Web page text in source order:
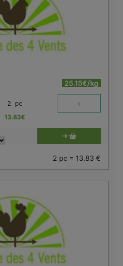
25.15€/kg
2 pc +
13.83€
2 pc = 13.83 €